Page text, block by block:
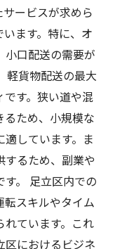
ービスが求めら
ます。特に、オ
小口配送の需要が
軽貨物配送の最大
す。狭い道や混
ため、小規模な
しています。ま
するため、副業や
。 足立区内での
スキルやタイム
ています。これ
区におけるビジネ